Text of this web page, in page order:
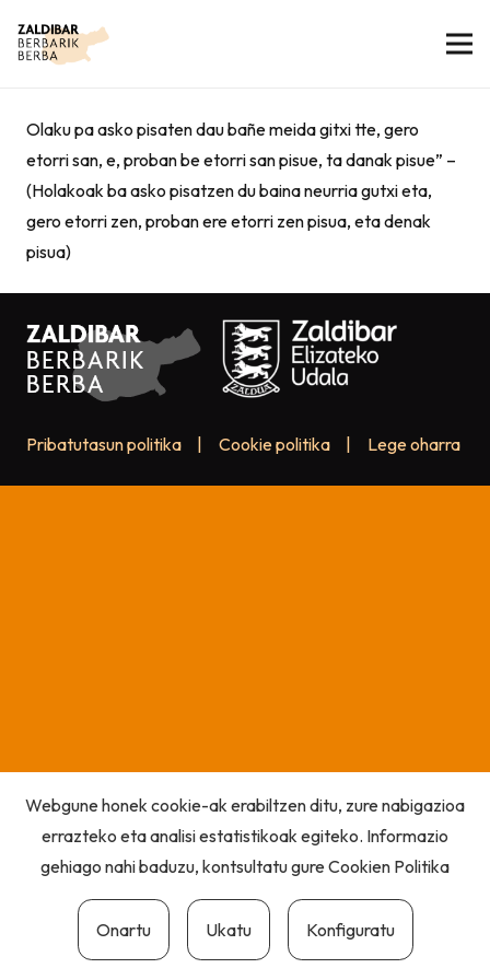
Olaku pa asko pisaten dau bañe meida gitxi tte, gero
etorri san, e, proban be etorri san pisue, ta danak pisue” –
(Holakoak ba asko pisatzen du baina neurria gutxi eta,
gero etorri zen, proban ere etorri zen pisua, eta denak
pisua)
Pribatutasun politika Cookie politika Lege oharra
Webgune honek cookie-ak erabiltzen ditu, zure nabigazioa
errazteko eta analisi estatistikoak egiteko. Informazio
gehiago nahi baduzu, kontsultatu gureCookien Politika
Onartu Ukatu Konfiguratu